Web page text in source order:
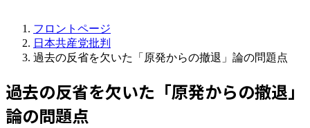
フロントページ
日本共産党批判
過去の反省を欠いた「原発からの撤退」論の問題点
過去の反省を欠いた「原発からの撤退」
論の問題点